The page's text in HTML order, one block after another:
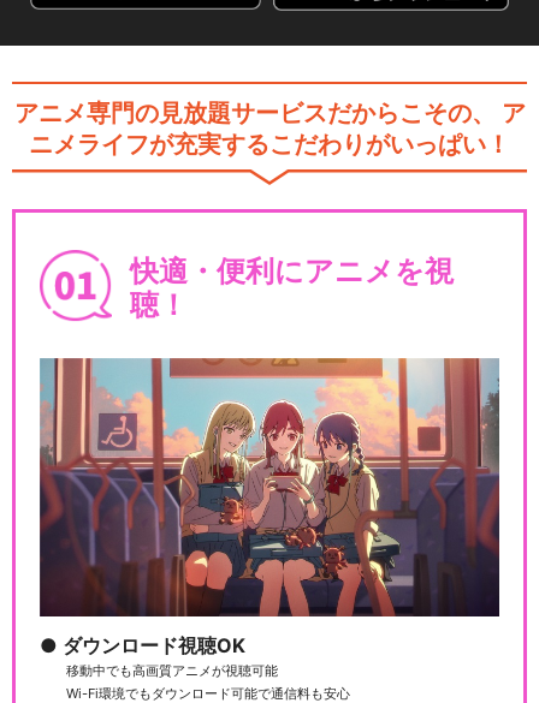
閉じる
アニメ専門の見放題サービスだからこその、
ア
ニメライフが充実するこだわりがいっぱい！
快適・便利にアニメを視
聴！
ダウンロード視聴OK
移動中でも高画質アニメが視聴可能
Wi-Fi環境でもダウンロード可能で通信料も安心